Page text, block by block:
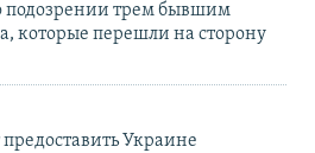
подозрении трем бывшим
которые перешли на сторону
Украине